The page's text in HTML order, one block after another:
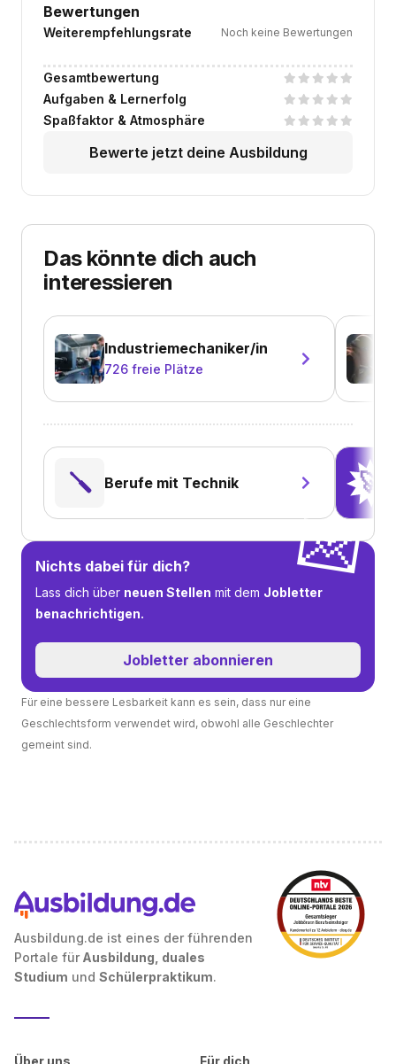
Bewertungen
Weiterempfehlungsrate Noch keine Bewertungen
Gesamtbewertung
Aufgaben & Lernerfolg
Spaßfaktor & Atmosphäre
Bewerte jetzt deine Ausbildung
Das könnte dich auch
interessieren
Industriemechaniker/in
726 freie Plätze
🪛 Berufe mit Technik 🚀
💌
Nichts dabei für dich?
Lass dich über neuen Stellen mit dem Jobletter
benachrichtigen.
Jobletter abonnieren
Für eine bessere Lesbarkeit kann es sein, dass nur eine
Geschlechtsform verwendet wird, obwohl alle Geschlechter
gemeint sind.
Ausbildung.de ist eines der führenden
Portale für Ausbildung, duales
Studium und Schülerpraktikum.
Über uns Für dich